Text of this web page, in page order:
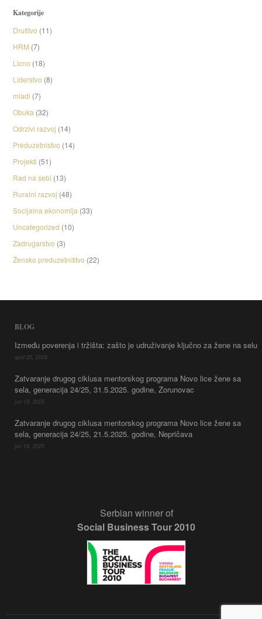
Kategorije
Društvo (11)
HRM (7)
Licno (18)
Liderstvo (8)
mladi (7)
Obuka (32)
Odrzivi razvoj (14)
Preduzetnistvo (14)
Projekti (51)
Rad na sebi (13)
Ruralni razvoj (48)
Socijalna ekonomija (33)
Uncategorized (10)
Zadrugarstvo (3)
Žensko preduzetništvo (22)
BLOG
Između poverenja i tržišta: zašto je udruživanje ključno za žene na selu
april 25, 2026
Zatvaranje drugog ciklusa mentorskog programa Novo lice žene sa
sela, generacija 24/25, 31.5.2025. godine, Zorunovac
jun 19, 2025
Zatvaranje drugog ciklusa mentorskog programa Novo lice žene sa
sela, generacija 24/25, 21.5.2025. godine, Nepričava
jun 19, 2025
Serbian winner of
Social Business Tour 2010